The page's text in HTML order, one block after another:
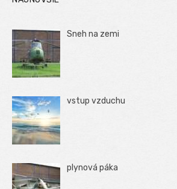
Sneh na zemi
vstup vzduchu
plynová páka